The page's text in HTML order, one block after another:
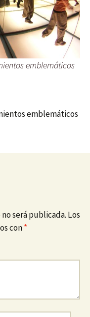
emblemáticos
emblemáticos
será publicada. Los
con*